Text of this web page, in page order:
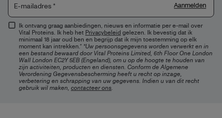
E-mailadres * Aanmelden
Ik ontvang graag aanbiedingen, nieuws en informatie per e-mail over
Vital Proteins. Ik heb het Privacybeleid gelezen. Ik bevestig dat ik
minimaal 18 jaar oud ben en begrijp dat ik mijn toestemming op elk
moment kan intrekken.* *Uw persoonsgegevens worden verwerkt en in
een bestand bewaard door Vital Proteins Limited, 6th Floor One London
Wall London EC2Y 5EB (Engeland), om u op de hoogte te houden van
zijn activiteiten, producten en diensten. Conform de Algemene
Verordening Gegevensbescherming heeft u recht op inzage,
verbetering en schrapping van uw gegevens. Indien u van dit recht
gebruik wil maken, contacteer ons.